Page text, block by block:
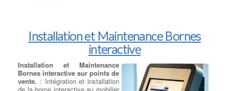
complètement noir et ne présente
même pas une image sombre ou
floue. à PORTES-LES-VALENCE,
Assurez-vous que vos réglages
de luminosité ne sont pas réduits.
Si vous branchez l'ordinateur
portable à un moniteur externe via la prise vga et si l'image
s'affiche correctement le système de rétro-éclairage doit être
Installation et Maintenance Bornes
interactive
Installation et Maintenance
Bornes interactive sur points de
vente. : Intégration et installation
de la borne interactive au mobilier